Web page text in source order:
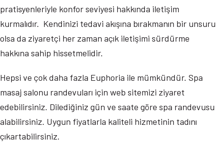
pratisyenleriyle konfor seviyesi hakkında iletişim
kurmalıdır. Kendinizi tedavi akışına bırakmanın bir unsuru
olsa da ziyaretçi her zaman açık iletişimi sürdürme
hakkına sahip hissetmelidir.
Hepsi ve çok daha fazla Euphoria ile mümkündür. Spa
masaj salonu randevuları için web sitemizi ziyaret
edebilirsiniz. Dilediğiniz gün ve saate göre spa randevusu
alabilirsiniz. Uygun fiyatlarla kaliteli hizmetinin tadını
çıkartabilirsiniz.